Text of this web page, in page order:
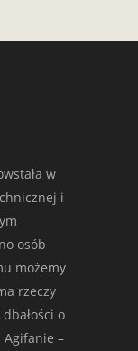
w
i
osób
możemy
rzeczy
o
Agifanie –